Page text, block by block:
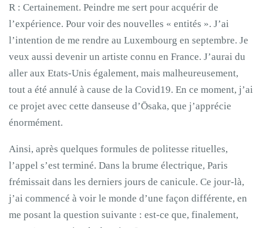
R : Certainement. Peindre me sert pour acquérir de
l’expérience. Pour voir des nouvelles « entités ». J’ai
l’intention de me rendre au Luxembourg en septembre. Je
veux aussi devenir un artiste connu en France. J’aurai du
aller aux Etats-Unis également, mais malheureusement,
tout a été annulé à cause de la Covid19. En ce moment, j’ai
ce projet avec cette danseuse d’Ōsaka, que j’apprécie
énormément.
Ainsi, après quelques formules de politesse rituelles,
l’appel s’est terminé. Dans la brume électrique, Paris
frémissait dans les derniers jours de canicule. Ce jour-là,
j’ai commencé à voir le monde d’une façon différente, en
me posant la question suivante : est-ce que, finalement,